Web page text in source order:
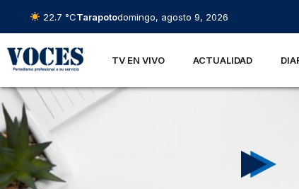
22.7 °CTarapotodomingo, agosto 9, 2026
TV EN VIVO ACTUALIDAD